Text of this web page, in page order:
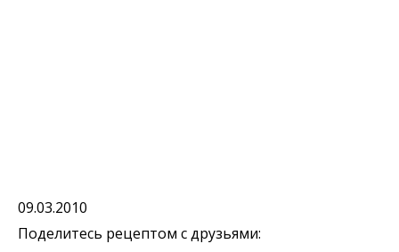
09.03.2010
Поделитесь рецептом с друзьями: